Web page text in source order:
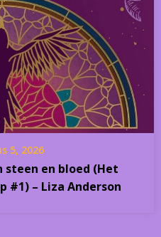
5, 2026
steen en bloed (Het
#1) – Liza Anderson